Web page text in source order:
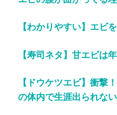
【わかりやすい】エビ
【寿司ネタ】甘エビは
【ドウケツエビ】衝撃
の体内で生涯出られない